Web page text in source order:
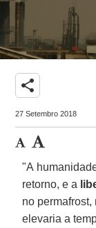
share
27 Setembro 2018
"A
retorno, e a
no
elevaria a